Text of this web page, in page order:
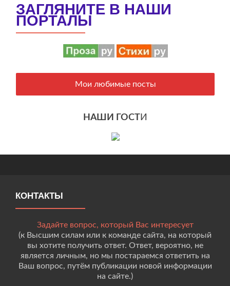
ЗАГЛЯНИТЕ В НАШИ
ПОРТАЛЫ
Мои любимые посты
НАШИ ГОСТИ
КОНТАКТЫ
Задайте вопрос, который Вас интересует
(к Высшим силам или к команде сайта, на который
вы хотите получить ответ. Ответ, вероятно, не
является личным, но мы постараемся ответить на
Ваш вопрос, путём публикации новой информации
на сайте.)